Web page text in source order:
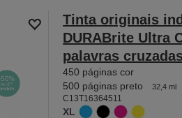
Tinta originais
DURABrite Ultra
palavras
450 páginas cor
500 páginas preto
32,4 ml
C13T16364511
XL